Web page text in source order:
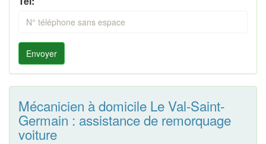
Envoyer
Mécanicien à domicile Le Val-Saint-
Germain : assistance de remorquage
voiture